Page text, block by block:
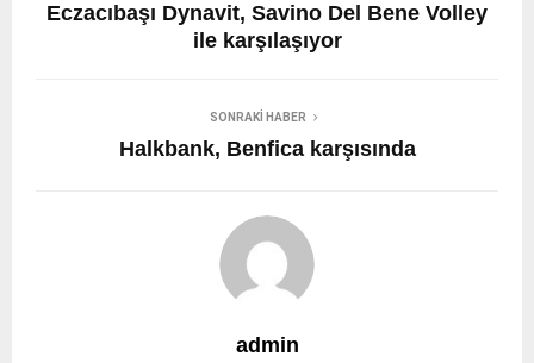
Eczacıbaşı Dynavit, Savino Del Bene Volley
ile karşılaşıyor
SONRAKI HABER
Halkbank, Benfica karşısında
admin